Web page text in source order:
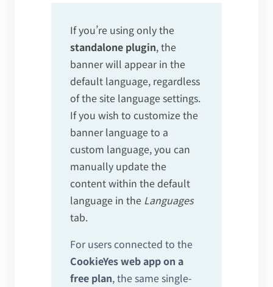
If you’re using only the
standalone plugin, the
banner will appear in the
default language, regardless
of the site language settings.
If you wish to customize the
banner language to a
custom language, you can
manually update the
content within the default
language in the Languages
tab.
For users connected to the
CookieYes web app on a
free plan, the same single-